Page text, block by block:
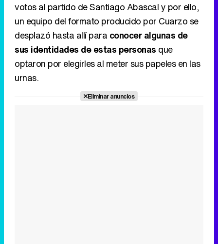
votos al partido de Santiago Abascal y por ello,
un equipo del formato producido por Cuarzo se
desplazó hasta allí para conocer algunas de
sus identidades de estas personas que
optaron por elegirles al meter sus papeles en las
urnas.
Eliminar anuncios